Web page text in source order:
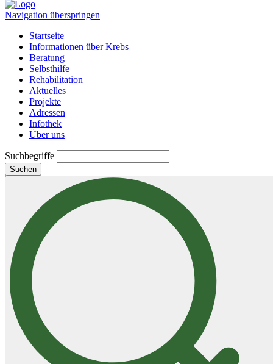
Navigation überspringen
Startseite
Informationen über Krebs
Beratung
Selbsthilfe
Rehabilitation
Aktuelles
Projekte
Adressen
Infothek
Über uns
Suchbegriffe
Suchen